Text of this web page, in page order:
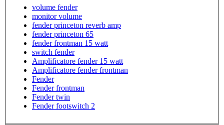
volume fender
monitor volume
fender princeton reverb amp
fender princeton 65
fender frontman 15 watt
switch fender
Amplificatore fender 15 watt
Amplificatore fender frontman
Fender
Fender frontman
Fender twin
Fender footswitch 2